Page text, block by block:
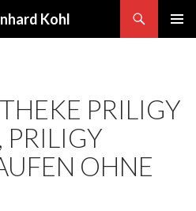
Kohl
PRILIGY
PRILIGY
OHNE